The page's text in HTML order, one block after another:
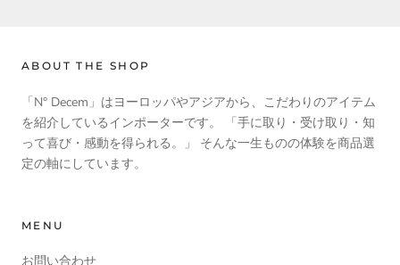
ABOUT THE SHOP
「N° Decem」はヨーロッパやアジアから、こだわりのアイテム
を紹介しているインポーターです。 「手に取り・受け取り・知
って喜び・感動を得られる。」 そんな一生ものの体験を商品選
定の軸にしています。
MENU
お問い合わせ